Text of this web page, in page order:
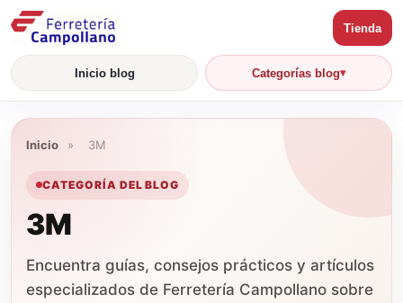
Inicio blog Categorías blog
Tienda
Inicio » 3M
CATEGORÍA DEL BLOG
3M
Encuentra guías, consejos prácticos y artículos
especializados de Ferretería Campollano sobre